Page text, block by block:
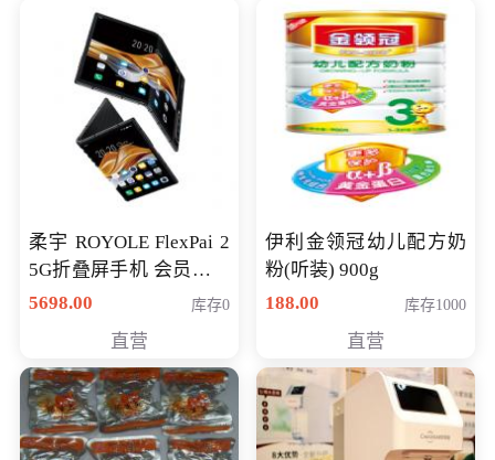
柔宇 ROYOLE FlexPai 2
5G折叠屏手机 会员专享
购买价格 4998元
5698.00 库存0
直营
伊利金领冠幼儿配方奶
粉(听装) 900g
188.00
库存1000
直营